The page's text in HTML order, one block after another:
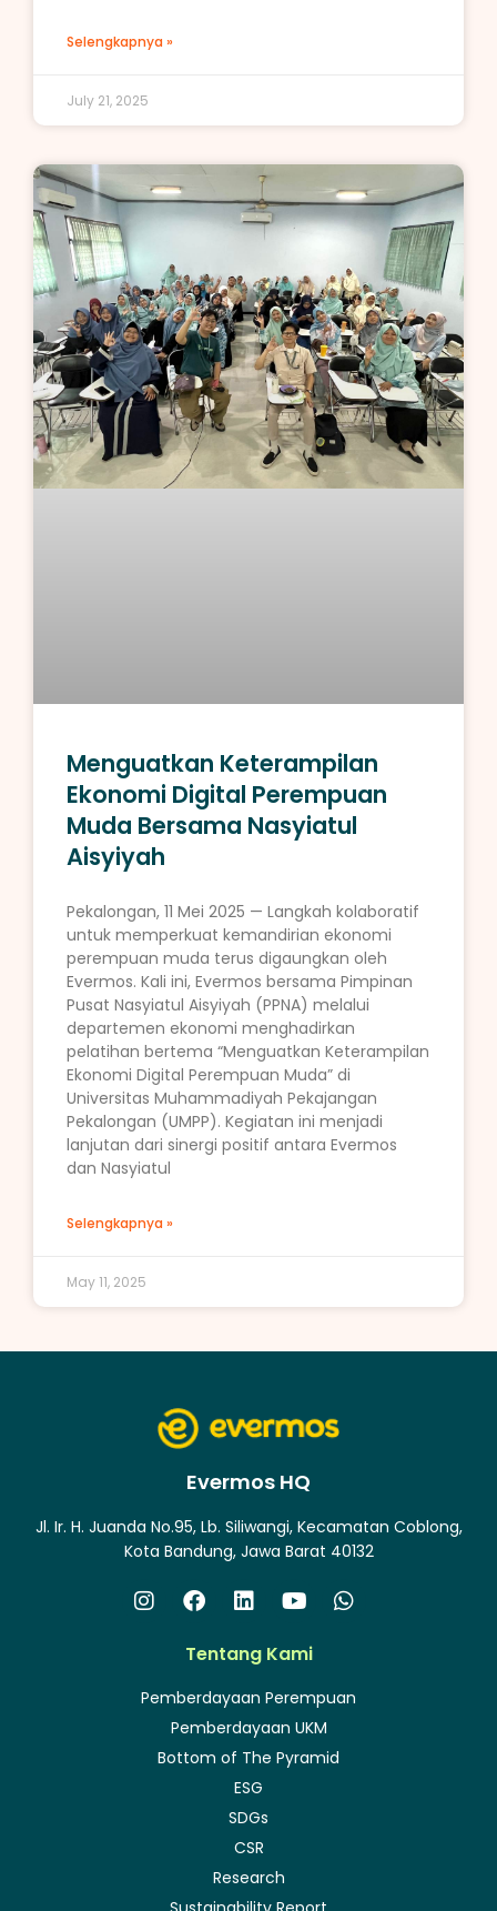
Selengkapnya »
July 21, 2025
Menguatkan Keterampilan
Ekonomi Digital Perempuan
Muda Bersama Nasyiatul
Aisyiyah
Pekalongan, 11 Mei 2025 — Langkah kolaboratif
untuk memperkuat kemandirian ekonomi
perempuan muda terus digaungkan oleh
Evermos. Kali ini, Evermos bersama Pimpinan
Pusat Nasyiatul Aisyiyah (PPNA) melalui
departemen ekonomi menghadirkan
pelatihan bertema “Menguatkan Keterampilan
Ekonomi Digital Perempuan Muda” di
Universitas Muhammadiyah Pekajangan
Pekalongan (UMPP). Kegiatan ini menjadi
lanjutan dari sinergi positif antara Evermos
dan Nasyiatul
Selengkapnya »
May 11, 2025
Evermos HQ
Jl. Ir. H. Juanda No.95, Lb. Siliwangi, Kecamatan Coblong,
Kota Bandung, Jawa Barat 40132
Tentang Kami
Pemberdayaan Perempuan
Pemberdayaan UKM
Bottom of The Pyramid
ESG
SDGs
CSR
Research